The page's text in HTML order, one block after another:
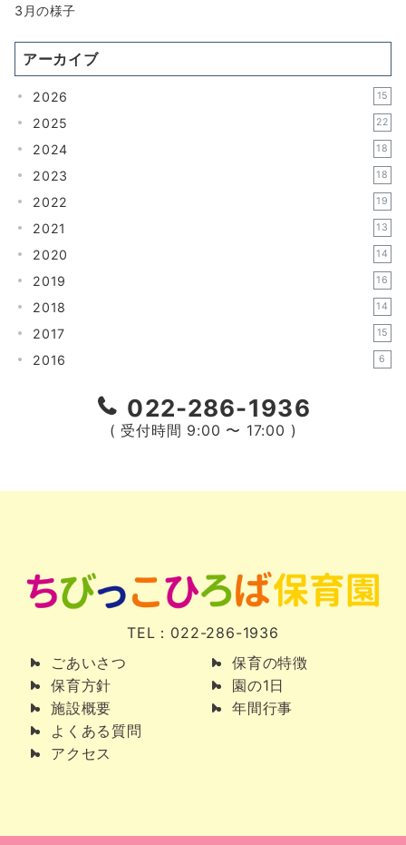
3月の様子
アーカイブ
2026 15
2025 22
2024 18
2023 18
2022 19
2021 13
2020 14
2019 16
2018 14
2017 15
2016 6
022-286-1936
( 受付時間 9:00 〜 17:00 )
TEL：022-286-1936
ごあいさつ
保育方針
施設概要
保育の特徴
園の1日
年間行事
よくある質問
アクセス